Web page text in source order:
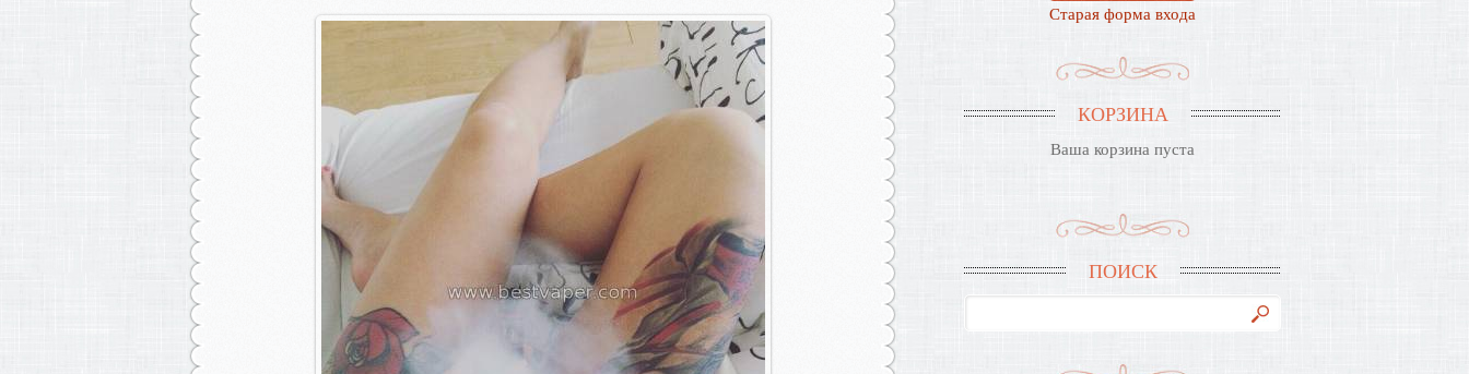
Старая форма входа
КОРЗИНА
Ваша корзина пуста
ПОИСК